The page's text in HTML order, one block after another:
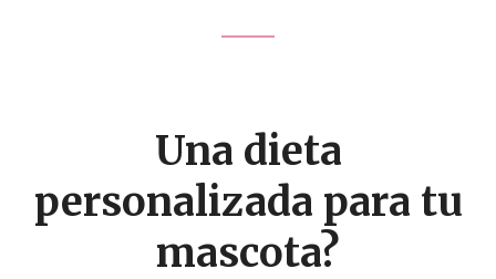
Una dieta
personalizada para tu
mascota?